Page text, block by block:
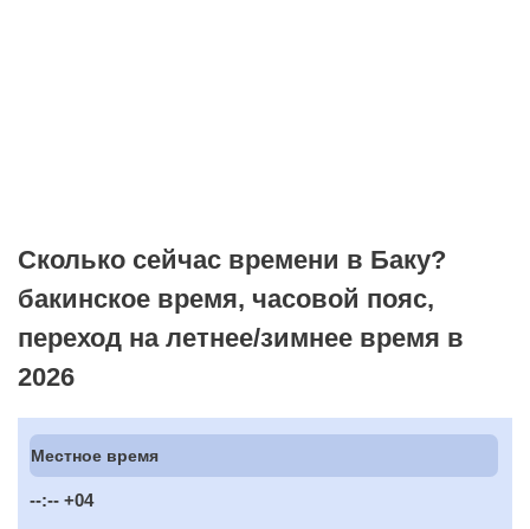
Сколько сейчас времени в Баку?
бакинское время, часовой пояс,
переход на летнее/зимнее время в
2026
Местное время
--:-- +04